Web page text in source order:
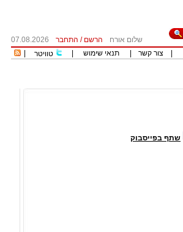
שלום אורח הרשם / התחבר
07.08.2026
צור קשר תנאי שימוש טוויטר
שתף בפייסבוק